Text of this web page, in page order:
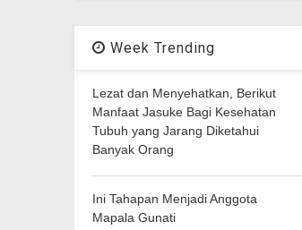
Week Trending
Lezat dan Menyehatkan, Berikut
Manfaat Jasuke Bagi Kesehatan
Tubuh yang Jarang Diketahui
Banyak Orang
Ini Tahapan Menjadi Anggota
Mapala Gunati